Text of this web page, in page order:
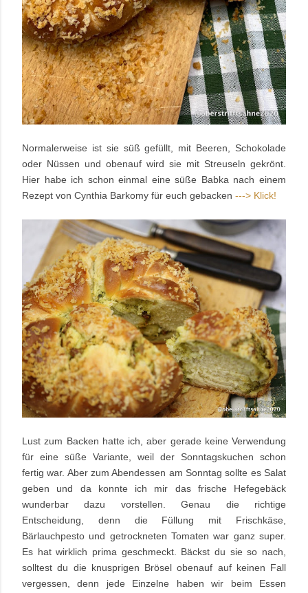
Normalerweise ist sie süß gefüllt, mit Beeren, Schokolade
oder Nüssen und obenauf wird sie mit Streuseln gekrönt.
Hier habe ich schon einmal eine süße Babka nach einem
Rezept von Cynthia Barkomy für euch gebacken ---> Klick!
Lust zum Backen hatte ich, aber gerade keine Verwendung
für eine süße Variante, weil der Sonntagskuchen schon
fertig war. Aber zum Abendessen am Sonntag sollte es Salat
geben und da konnte ich mir das frische Hefegebäck
wunderbar dazu vorstellen. Genau die richtige
Entscheidung, denn die Füllung mit Frischkäse,
Bärlauchpesto und getrockneten Tomaten war ganz super.
Es hat wirklich prima geschmeckt. Bäckst du sie so nach,
solltest du die knusprigen Brösel obenauf auf keinen Fall
vergessen, denn jede Einzelne haben wir beim Essen